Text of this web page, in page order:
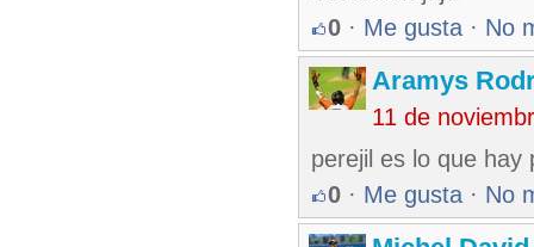
0 · Me gusta · No
Aramys
11 de
perejil es lo que hay
0 · Me gusta · No